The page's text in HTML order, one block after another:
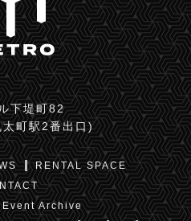
下堤町82
町駅2番出口)
RENTAL SPACE
Event Archive